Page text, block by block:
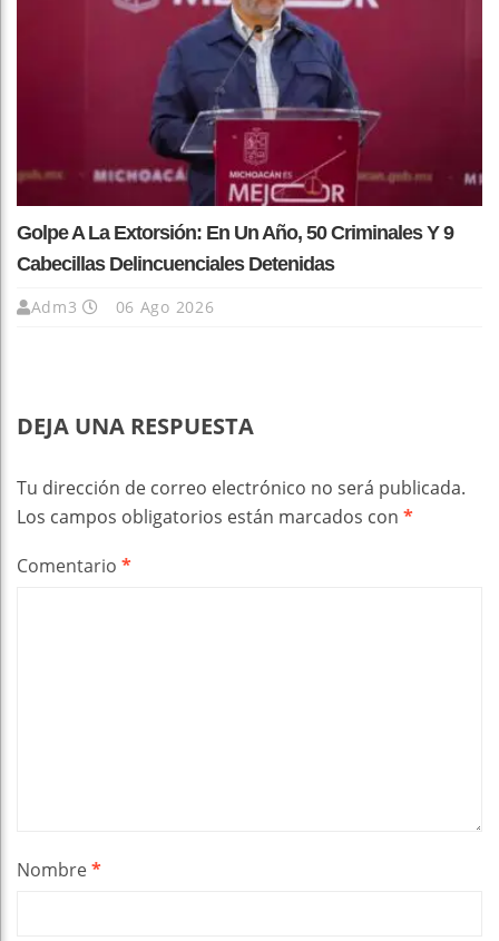
Golpe A La Extorsión: En Un Año, 50 Criminales Y 9
Cabecillas Delincuenciales Detenidas
Adm3 06 Ago 2026
DEJA UNA RESPUESTA
Tu dirección de correo electrónico no será publicada.
Los campos obligatorios están marcados con *
Comentario *
Nombre*